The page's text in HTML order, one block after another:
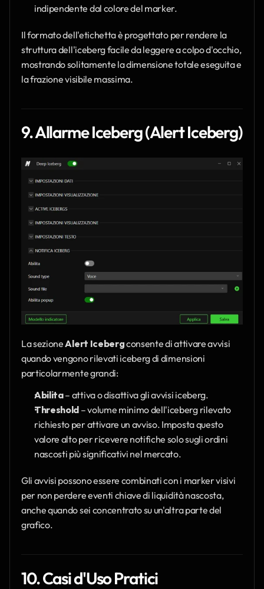
indipendente dal colore del marker.
Il formato dell'etichetta è progettato per rendere la
struttura dell'iceberg facile da leggere a colpo d'occhio,
mostrando solitamente la dimensione totale eseguita e
la frazione visibile massima.
9. Allarme Iceberg (Alert Iceberg)
La sezione Alert Iceberg consente di attivare avvisi
quando vengono rilevati iceberg di dimensioni
particolarmente grandi:
Abilita – attiva o disattiva gli avvisi iceberg.
Threshold – volume minimo dell'iceberg rilevato
richiesto per attivare un avviso. Imposta questo
valore alto per ricevere notifiche solo sugli ordini
nascosti più significativi nel mercato.
Gli avvisi possono essere combinati con i marker visivi
per non perdere eventi chiave di liquidità nascosta,
anche quando sei concentrato su un'altra parte del
grafico.
10. Casi d'Uso Pratici